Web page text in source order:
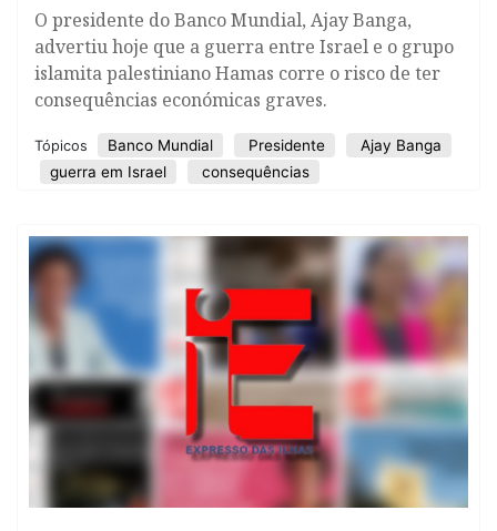
O presidente do Banco Mundial, Ajay Banga,
advertiu hoje que a guerra entre Israel e o grupo
islamita palestiniano Hamas corre o risco de ter
consequências económicas graves.
Tópicos Banco Mundial Presidente
Ajay Banga
guerra em Israel
consequências